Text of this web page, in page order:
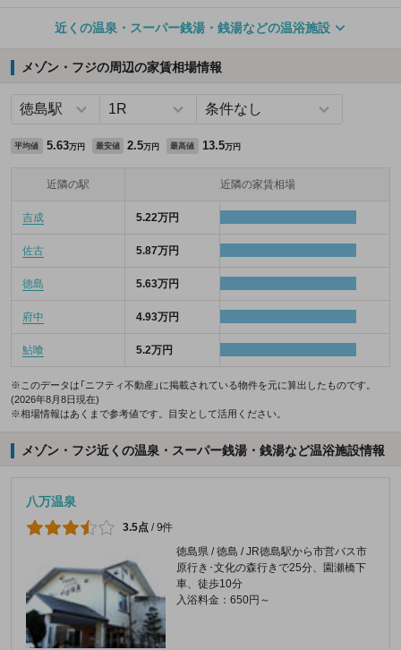
近くの温泉・スーパー銭湯・銭湯などの温浴施設
メゾン・フジの周辺の家賃相場情報
平均値 5.63万円 最安値 2.5万円 最高値 13.5万円
近隣の駅 近隣の家賃相場
吉成 5.22万円
佐古 5.87万円
徳島 5.63万円
府中 4.93万円
鮎喰 5.2万円
※このデータは「ニフティ不動産」に掲載されている物件を元に算出したものです。
(2026年8月8日現在)
※相場情報はあくまで参考値です。目安として活用ください。
メゾン・フジ近くの温泉・スーパー銭湯・銭湯など温浴施設情報
八万温泉
3.5点 /9件
徳島県 / 徳島 / JR徳島駅から市営バス市
原行き･文化の森行きで25分、園瀬橋下
車、徒歩10分
入浴料金：650円～